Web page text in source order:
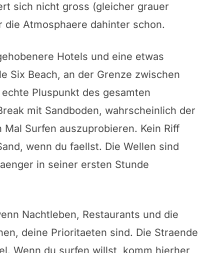
sich nicht gross (gleicher grauer
die Atmosphaere dahinter schon.
Hotels und eine etwas
Six Beach, an der Grenze zwischen
Pluspunkt des gesamten
mit Sandboden, wahrscheinlich der
Surfen auszuprobieren. Kein Riff
wenn du faellst. Die Wellen sind
in seiner ersten Stunde
Nachtleben, Restaurants und die
deine Prioritaeten sind. Die Straende